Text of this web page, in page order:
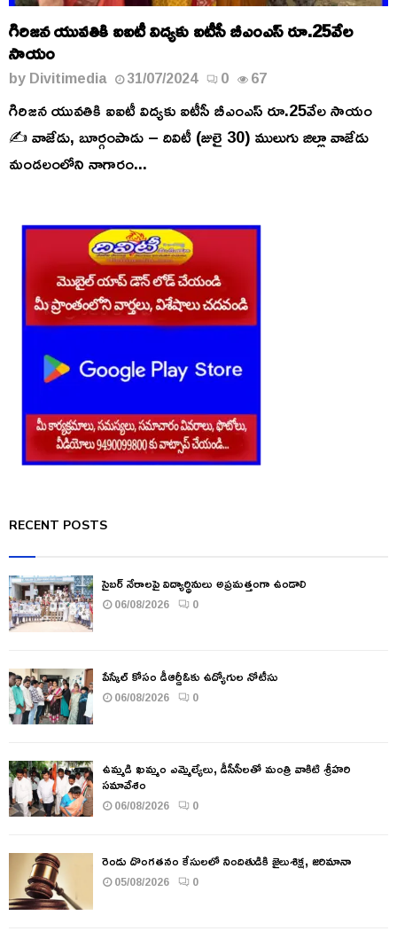
గిరిజన యువతికి ఐఐటీ విద్యకు ఐటీసీ బీఎంఎస్ రూ.25వేల
సాయం
byDivitimedia 31/07/2024 0 67
గిరిజన యువతికి ఐఐటీ విద్యకు ఐటీసీ బీఎంఎస్ రూ.25వేల సాయం
✍️ వాజేడు, బూర్గంపాడు – దివిటీ (జులై 30) ములుగు జిల్లా వాజేడు
మండలంలోని నాగారం...
RECENT POSTS
సైబర్ నేరాలపై విద్యార్థినులు అప్రమత్తంగా ఉండాలి
06/08/2026 0
పేస్కేల్ కోసం డీఆర్డీఓకు ఉద్యోగుల నోటీసు
06/08/2026 0
ఉమ్మడి ఖమ్మం ఎమ్మెల్యేలు, డీసీసీలతో మంత్రి వాకిటి శ్రీహరి
సమావేశం
06/08/2026 0
రెండు దొంగతనం కేసులలో నిందితుడికి జైలుశిక్ష, జరిమానా
05/08/2026 0